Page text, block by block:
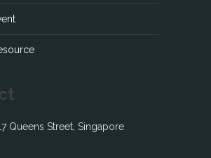
Queens Street, Singapore